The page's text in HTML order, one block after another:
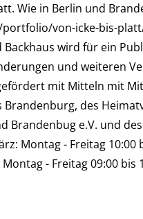
Wie in Berlin und
von-icke-bis-
wird für ein
und weiteren
gefördert mit Mitteln mit
des
Brandenbug e.V. und
Montag - Freitag
- Freitag 09:00